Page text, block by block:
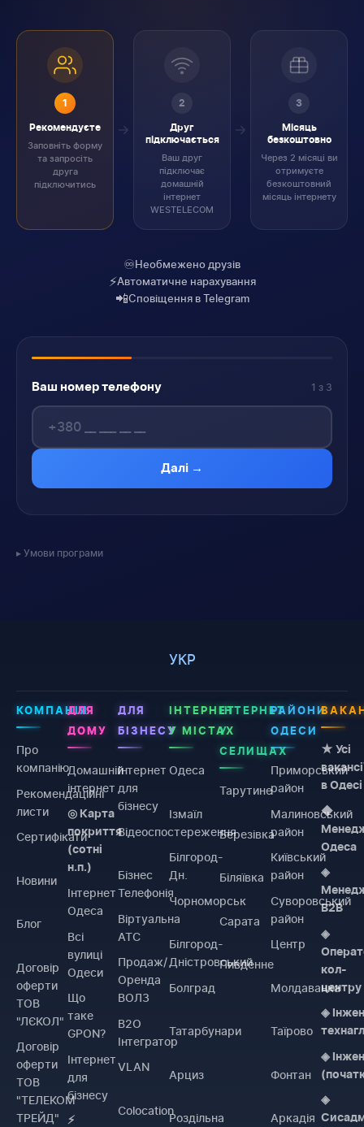
1
Рекомендуєте
Заповніть форму
та запросіть
друга
підключитись
2
Друг
підключається
Ваш друг
підключає
домашній
інтернет
WESTELECOM
3
Місяць
безкоштовно
Через 2 місяці ви
отримуєте
безкоштовний
місяць інтернету
♾️Необмежено друзів
⚡Автоматичне нарахування
📲Сповіщення в Telegram
Ваш номер телефону 1 з 3
Далі →
Умови програми
УКР
КОМПАНІЯ
Про
компанію
Рекомендаційні
листи
Сертифікати
Новини
Блог
Договiр
оферти
ТОВ
"ЛЄКОЛ"
Договiр
оферти
ТОВ
"ТЕЛЕКОМ
ТРЕЙД"
ДЛЯ
ДОМУ
Домашній
інтернет
◎ Карта
покриття
(сотні
н.п.)
Інтернет
Одеса
Всі
вулиці
Одеси
Що
таке
GPON?
Інтернет
для
бізнесу
⚡
ДЛЯ
БІЗНЕСУ
Інтернет
для
бізнесу
Відеоспостереження
Бізнес
Телефонія
Віртуальна
АТС
Продаж/
Оренда
ВОЛЗ
B2O
Інтегратор
VLAN
Colocation
ІНТЕРНЕТ
У МІСТАХ
Одеса
Ізмаїл
Білгород-
Дн.
Чорноморськ
Білгород-
Дністровський
Болград
Татарбунари
Арциз
Роздільна
ІНТЕРНЕТ
У
СЕЛИЩАХ
Тарутине
Березівка
Біляївка
Сарата
Пивденне
РАЙОНИ
ОДЕСИ
Приморський
район
Малиновський
район
Київський
район
Суворовський
район
Центр
Молдаванка
Таїрово
Фонтан
Аркадія
★ Усі
в Одесі
◆
Одеса
◈
B2B
◈
кол-
центру
◈
◈
◈